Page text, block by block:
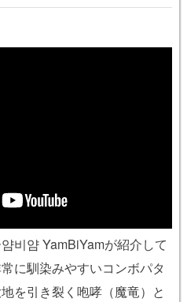
비얌 YamBiYamが紹介して
に馴染みやすいコンボパタ
を引き裂く咆哮（魔竜）と